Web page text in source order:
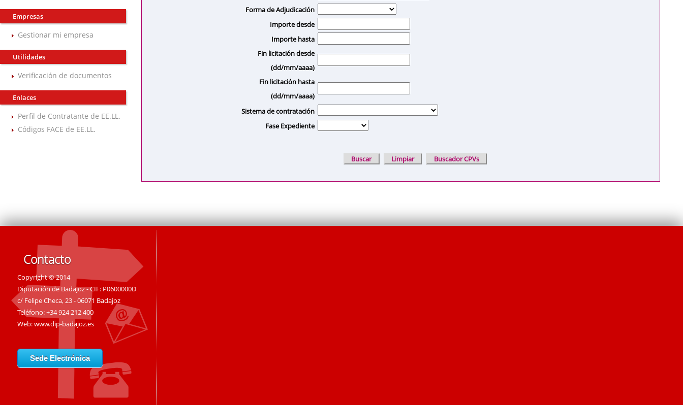
Empresas
Gestionar mi empresa
Utilidades
Verificación de documentos
Enlaces
Perfil de Contratante de EE.LL.
Códigos FACE de EE.LL.
Forma de Adjudicación
Importe desde
Importe hasta
Fin licitación desde
(dd/mm/aaaa)
Fin licitación hasta
(dd/mm/aaaa)
Sistema de contratación
Fase Expediente
Contacto
Copyright © 2014
Diputación de Badajoz - CIF: P0600000D
c/ Felipe Checa, 23 - 06071 Badajoz
Teléfono: +34 924 212 400
Web:www.dip-badajoz.es
Sede Electrónica